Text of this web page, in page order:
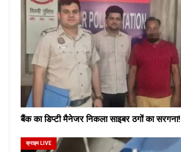
बैंक का डिप्टी मैनेजर निकला साइबर ठगों का सरगना!
क्राइम LIVE